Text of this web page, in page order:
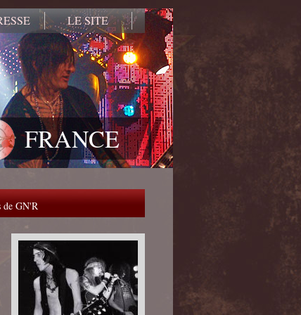
LE SITE
FRANCE
de GN'R